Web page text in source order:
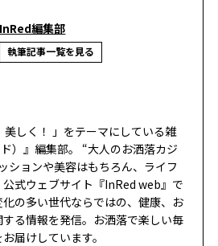
InRed編集部
執筆記事一覧を見る
美しく！ 」をテーマにしている雑
）』編集部。 “大人のお洒落カジ
ションや美容はもちろん、ライフ
式ウェブサイト『InRed web』で
の多い世代ならではの、健康、お
る情報を発信。お洒落で楽しい毎
届けしています。